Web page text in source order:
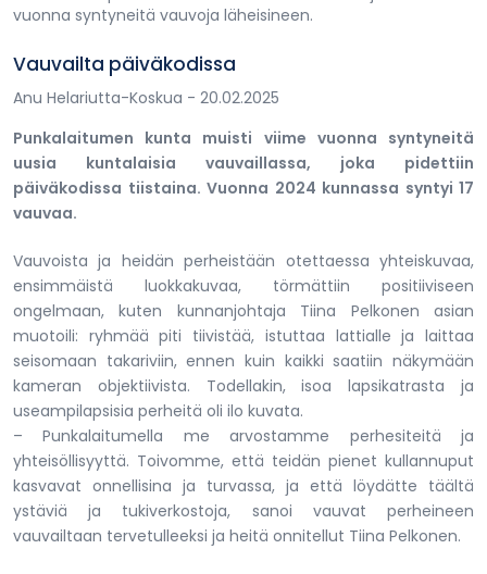
vuonna syntyneitä vauvoja läheisineen.
Vauvailta päiväkodissa
Anu Helariutta-Koskua - 20.02.2025
Punkalaitumen kunta muisti viime vuonna syntyneitä
uusia kuntalaisia vauvaillassa, joka pidettiin
päiväkodissa tiistaina. Vuonna 2024 kunnassa syntyi 17
vauvaa.
Vauvoista ja heidän perheistään otettaessa yhteiskuvaa,
ensimmäistä luokkakuvaa, törmättiin positiiviseen
ongelmaan, kuten kunnanjohtaja Tiina Pelkonen asian
muotoili: ryhmää piti tiivistää, istuttaa lattialle ja laittaa
seisomaan takariviin, ennen kuin kaikki saatiin näkymään
kameran objektiivista. Todellakin, isoa lapsikatrasta ja
useampilapsisia perheitä oli ilo kuvata.
– Punkalaitumella me arvostamme perhesiteitä ja
yhteisöllisyyttä. Toivomme, että teidän pienet kullannuput
kasvavat onnellisina ja turvassa, ja että löydätte täältä
ystäviä ja tukiverkostoja, sanoi vauvat perheineen
vauvailtaan tervetulleeksi ja heitä onnitellut Tiina Pelkonen.